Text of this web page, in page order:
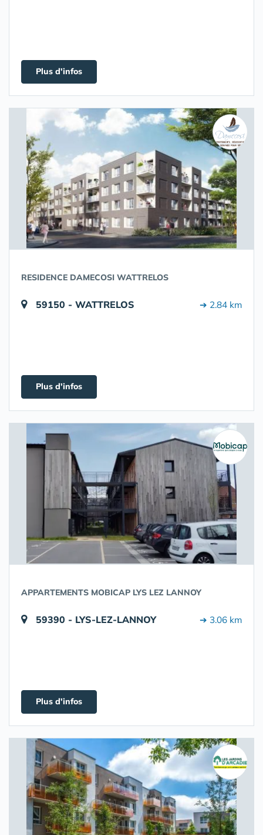
Plus d'infos
RESIDENCE DAMECOSI WATTRELOS
59150 - WATTRELOS ➔ 2.84 km
Plus d'infos
APPARTEMENTS MOBICAP LYS LEZ LANNOY
59390 - LYS-LEZ-LANNOY ➔ 3.06 km
Plus d'infos